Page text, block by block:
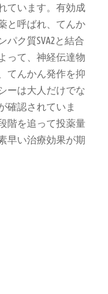
ています。有効成
と呼ばれ、てんか
ク質SVA2と結合
って、神経伝達物
てんかん発作を抑
ーは大人だけでな
確認されていま
階を追って投薬量
早い治療効果が期